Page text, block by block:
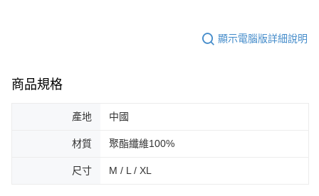
顯示電腦版詳細說明
商品規格
產地 中國
材質 聚酯纖維100%
尺寸 M / L / XL